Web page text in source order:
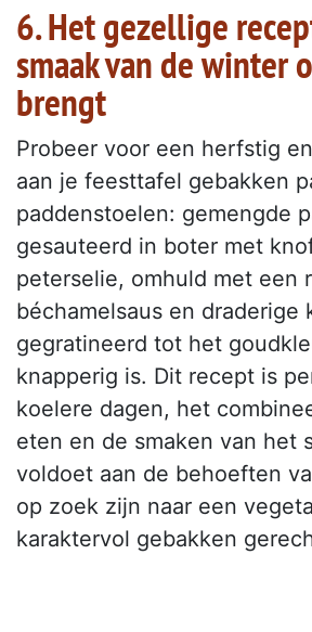
6. Het gezellige
smaak van de winter
brengt
Probeer voor een herfstig
aan je feesttafel gebakken
paddenstoelen: gemengde
gesauteerd in boter met
peterselie, omhuld met een
béchamelsaus en draderige
gegratineerd tot het
knapperig is. Dit recept is
koelere dagen, het
eten en de smaken van het
voldoet aan de behoeften
op zoek zijn naar een
karaktervol gebakken